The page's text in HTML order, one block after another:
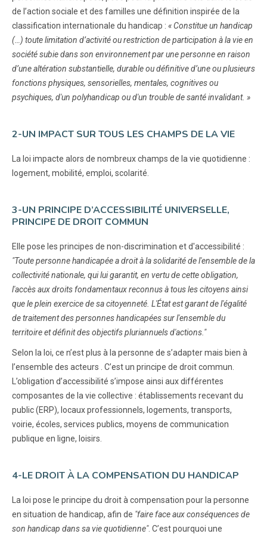
de l’action sociale et des familles une définition inspirée de la
classification internationale du handicap : « Constitue un handicap
(…) toute limitation d’activité ou restriction de participation à la vie en
société subie dans son environnement par une personne en raison
d’une altération substantielle, durable ou définitive d’une ou plusieurs
fonctions physiques, sensorielles, mentales, cognitives ou
psychiques, d'un polyhandicap ou d'un trouble de santé invalidant. »
2-UN IMPACT SUR TOUS LES CHAMPS DE LA VIE
La loi impacte alors de nombreux champs de la vie quotidienne :
logement, mobilité, emploi, scolarité.
3-UN PRINCIPE D’ACCESSIBILITÉ UNIVERSELLE,
PRINCIPE DE DROIT COMMUN
Elle pose les principes de non-discrimination et d'accessibilité :
"Toute personne handicapée a droit à la solidarité de l'ensemble de la
collectivité nationale, qui lui garantit, en vertu de cette obligation,
l'accès aux droits fondamentaux reconnus à tous les citoyens ainsi
que le plein exercice de sa citoyenneté. L'État est garant de l'égalité
de traitement des personnes handicapées sur l'ensemble du
territoire et définit des objectifs pluriannuels d'actions."
Selon la loi, ce n’est plus à la personne de s’adapter mais bien à
l’ensemble des acteurs . C’est un principe de droit commun.
L’obligation d’accessibilité s’impose ainsi aux différentes
composantes de la vie collective : établissements recevant du
public (ERP), locaux professionnels, logements, transports,
voirie, écoles, services publics, moyens de communication
publique en ligne, loisirs.
4-LE DROIT À LA COMPENSATION DU HANDICAP
La loi pose le principe du droit à compensation pour la personne
en situation de handicap, afin de "faire face aux conséquences de
son handicap dans sa vie quotidienne". C’est pourquoi une